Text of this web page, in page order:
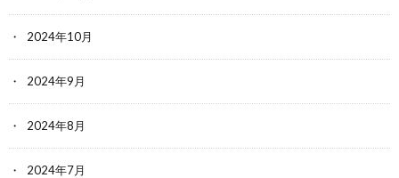
2024年10月
2024年9月
2024年8月
2024年7月